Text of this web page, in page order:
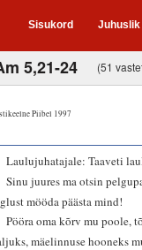
Sisukord
5,21-24 (51
Piibel 1997
Laulujuhatajale: Taaveti
Sinu juures ma otsin
mööda päästa mind!
Pööra oma kõrv mu poole,
mäelinnuse hooneks